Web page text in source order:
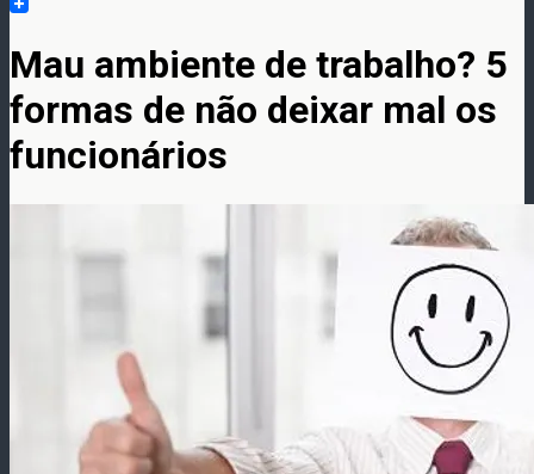
Mau ambiente de trabalho? 5
formas de não deixar mal os
funcionários